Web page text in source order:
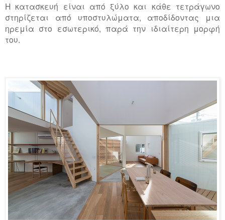
Η κατασκευή είναι από ξύλο και κάθε τετράγωνο
στηρίζεται από υποστυλώματα, αποδίδοντας μια
ηρεμία στο εσωτερικό, παρά την ιδιαίτερη μορφή
του.